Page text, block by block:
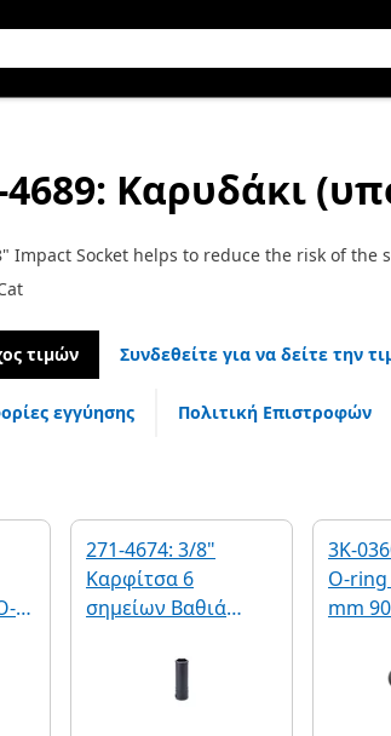
: Καρυδάκι
Impact Socket helps to reduce the risk of
τιμών Συνδεθείτε για να δείτε την
εγγύησης Πολιτική Επιστροφών
271-4674: 3/8"
Καρφίτσα 6
σημείων Βαθιά
κλασματικού
3K-
O-ring
mm